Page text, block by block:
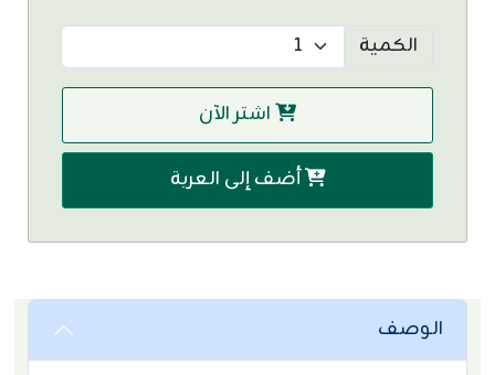
الكمية
اشتر الآن
أضف إلى العربة
الوصف